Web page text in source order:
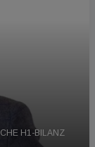
H1-BILANZ